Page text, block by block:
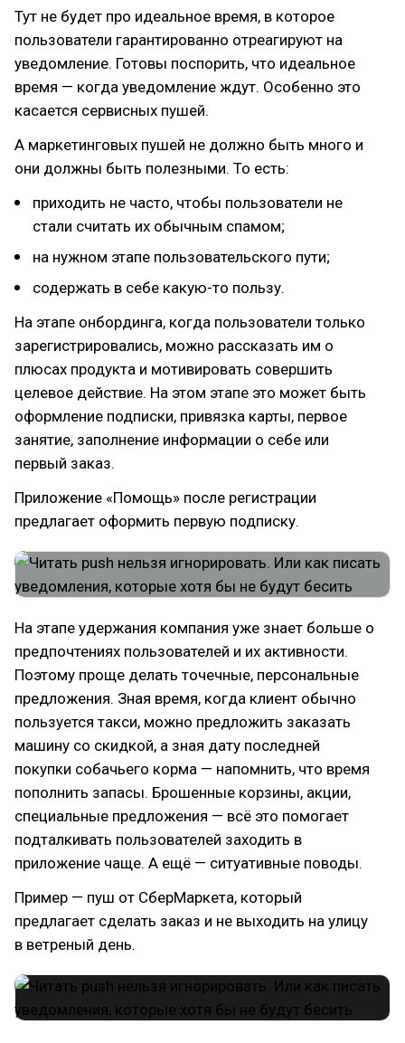
Тут не будет про идеальное время, в которое
пользователи гарантированно отреагируют на
уведомление. Готовы поспорить, что идеальное
время — когда уведомление ждут. Особенно это
касается сервисных пушей.
А маркетинговых пушей не должно быть много и
они должны быть полезными. То есть:
приходить не часто, чтобы пользователи не
стали считать их обычным спамом;
на нужном этапе пользовательского пути;
содержать в себе какую-то пользу.
На этапе онбординга, когда пользователи только
зарегистрировались, можно рассказать им о
плюсах продукта и мотивировать совершить
целевое действие. На этом этапе это может быть
оформление подписки, привязка карты, первое
занятие, заполнение информации о себе или
первый заказ.
Приложение «Помощь» после регистрации
предлагает оформить первую подписку.
На этапе удержания компания уже знает больше о
предпочтениях пользователей и их активности.
Поэтому проще делать точечные, персональные
предложения. Зная время, когда клиент обычно
пользуется такси, можно предложить заказать
машину со скидкой, а зная дату последней
покупки собачьего корма — напомнить, что время
пополнить запасы. Брошенные корзины, акции,
специальные предложения — всё это помогает
подталкивать пользователей заходить в
приложение чаще. А ещё — ситуативные поводы.
Пример — пуш от СберМаркета, который
предлагает сделать заказ и не выходить на улицу
в ветреный день.